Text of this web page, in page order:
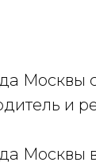
Москвы
и
Москвы